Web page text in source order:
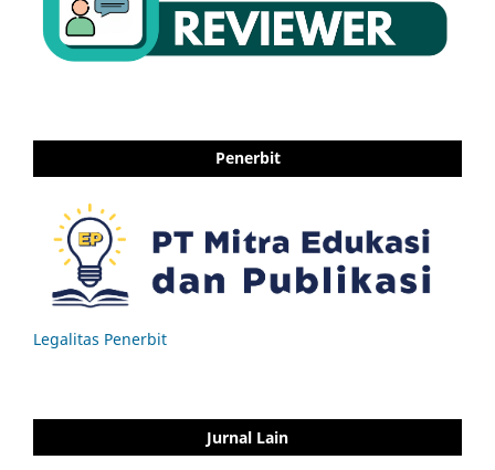
Penerbit
Legalitas Penerbit
Jurnal Lain